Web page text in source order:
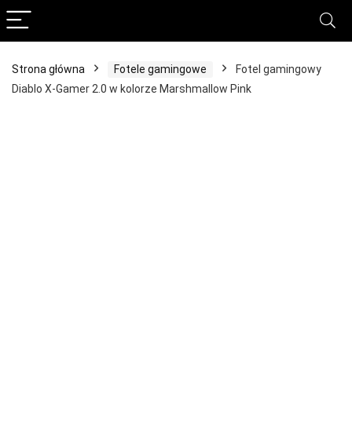
Strona główna Fotele gamingowe
Fotel gamingowy
Diablo X-Gamer 2.0 w kolorze Marshmallow Pink